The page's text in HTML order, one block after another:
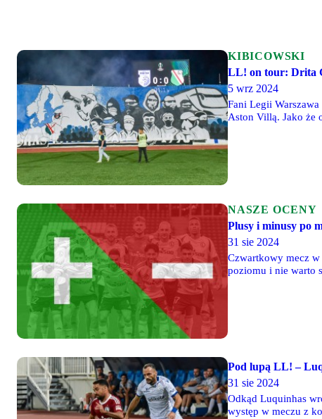
KIBICOWSKI
LL! on tour: Drita
5 wrz 2024
Fani Legii
Aston Villą. Jako że
NASZE OCENY
Plusy i minusy po
31 sie 2024
Czwartkowy mecz w wykonaniu piłkarzy
poziomu i nie warto
Pod lupą LL! –
31 sie 2024
Odkąd Luquinhas
występ w meczu z